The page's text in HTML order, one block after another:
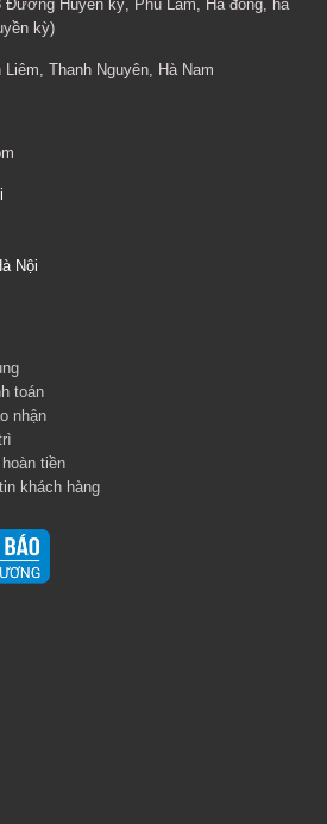
Đường Huyền kỳ, Phú Lãm, Hà đông, hà
kỳ)
Thanh Nguyên, Hà Nam
Nội
toán
nhận
tiền
khách hàng